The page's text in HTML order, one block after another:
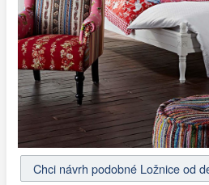
Chci návrh podobné Ložnice od